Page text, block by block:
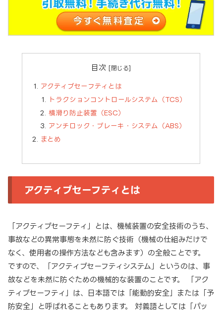
目次
アクティブセーフティとは
トラクションコントロールシステム（TCS）
横滑り防止装置（ESC）
アンチロック・ブレーキ・システム（ABS）
まとめ
アクティブセーフティとは
「アクティブセーフティ」とは、機械装置の安全技術のうち、
事故などの異常事態を未然に防ぐ技術（機械の仕組みだけで
なく、使用者の操作方法なども含みます）の全般ことです。
ですので、「アクティブセーフティシステム」というのは、事
故などを未然に防ぐための機械的な装置のことです。 「アク
ティブセーフティ」は、日本語では「能動的安全」または「予
防安全」と呼ばれることもあります。 対義語としては「パッ